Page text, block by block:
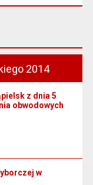
2014
z dnia 5
obwodowych
w